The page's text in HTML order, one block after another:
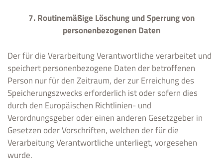
7. Routinemäßige Löschung und Sperrung von
personenbezogenen Daten
Der für die Verarbeitung Verantwortliche verarbeitet und
speichert personenbezogene Daten der betroffenen
Person nur für den Zeitraum, der zur Erreichung des
Speicherungszwecks erforderlich ist oder sofern dies
durch den Europäischen Richtlinien- und
Verordnungsgeber oder einen anderen Gesetzgeber in
Gesetzen oder Vorschriften, welchen der für die
Verarbeitung Verantwortliche unterliegt, vorgesehen
wurde.